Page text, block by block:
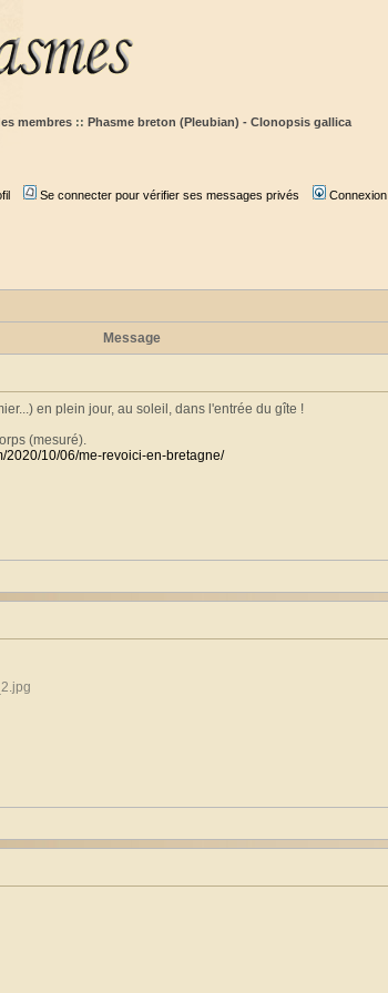
membres :: Phasme breton (Pleubian) - Clonopsis gallica
Se connecter pour vérifier ses messages privés Connexion
Message
en plein jour, au soleil, dans l'entrée du gîte !
(mesuré).
2020/10/06/me-revoici-en-bretagne/